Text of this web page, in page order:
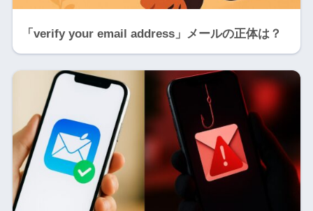
「verify your email address」メールの正体は？